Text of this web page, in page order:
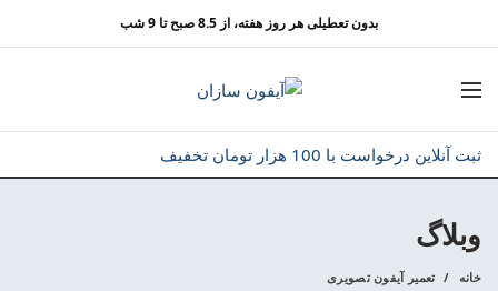
بدون تعطیلی هر روز هفته، از 8.5 صبح تا 9 شب
ثبت آنلاین درخواست با 100 هزار تومان تخفیف
وبلاگ
خانه تعمیر آیفون تصویری